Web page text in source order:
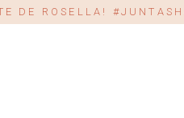
DE ROSELLA!